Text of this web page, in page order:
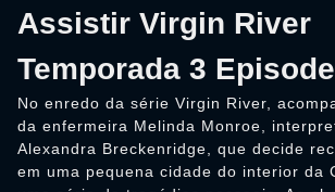
Assistir Virgin River
Temporada 3
No enredo da série Virgin River,
da enfermeira Melinda Monroe,
Alexandra Breckenridge, que decide
em uma pequena cidade do interior da